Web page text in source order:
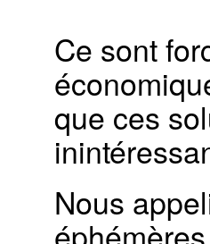
Ce sont
que ces
Nous